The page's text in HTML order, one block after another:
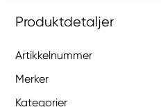
Produktdetaljer
Artikkelnummer
Merker
Kategorier